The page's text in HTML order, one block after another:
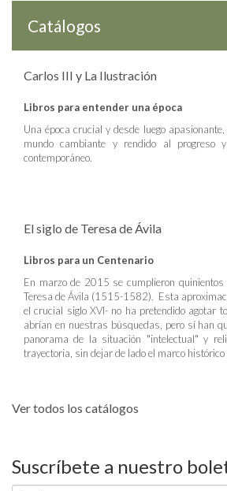
Catálogos
Carlos III y La Ilustración
Libros para entender una época
Una época crucial y desde luego
mundo cambiante y rendido al progreso
contemporáneo.
El siglo de Teresa de Ávila
Libros para un Centenario
En marzo de 2015 se cumplieron quinientos
Teresa de Ávila (1515-1582). Esta
el crucial siglo XVI- no ha pretendido agotar
abrían en nuestras búsquedas, pero sí han
panorama de la situación "intelectual" y
trayectoria, sin dejar de lado el marco
Ver todos los catálogos
Suscríbete a nuestro